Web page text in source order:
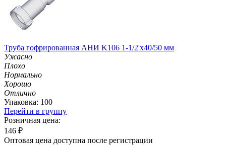
Труба гофрированная АНИ K106 1-1/2'х40/50 мм
Ужасно
Плохо
Нормально
Хорошо
Отлично
Упаковка: 100
Перейти в группу
Розничная цена:
146 ₽
Оптовая цена доступна после регистрации